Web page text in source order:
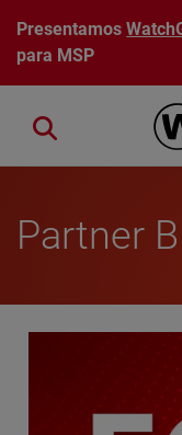
Pasar al contenido
Presentamos
para MSP
Close search
Partner